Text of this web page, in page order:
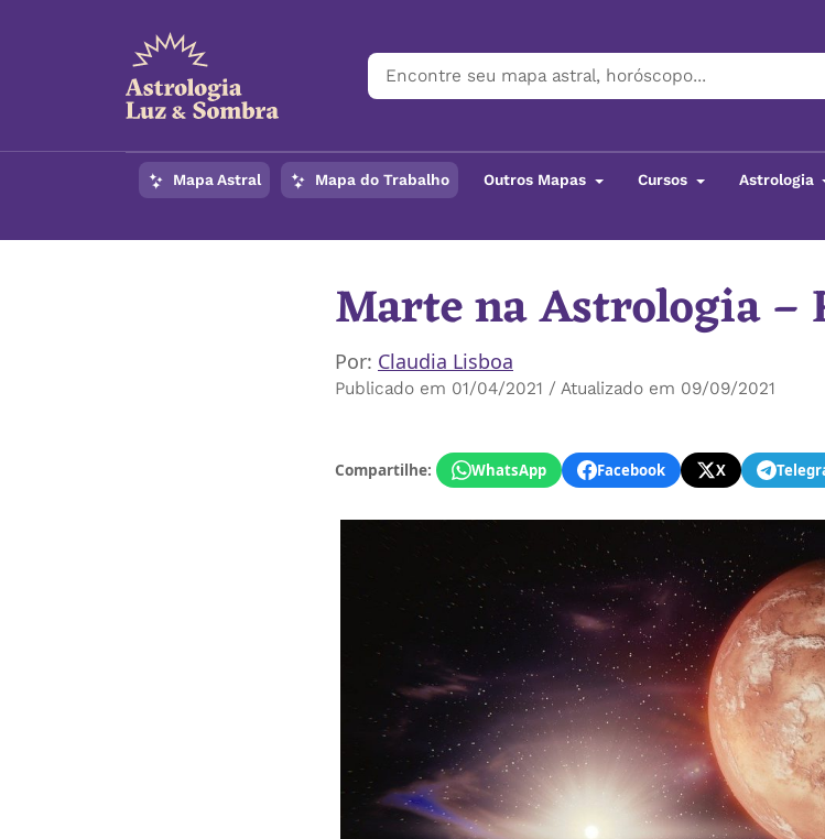
Mapa Astral Mapa do Trabalho Outros Mapas Cursos Astrologia
Marte na Astrologia –
Por: Claudia Lisboa
Publicado em 01/04/2021 / Atualizado em 09/09/2021
Compartilhe: WhatsApp Facebook X